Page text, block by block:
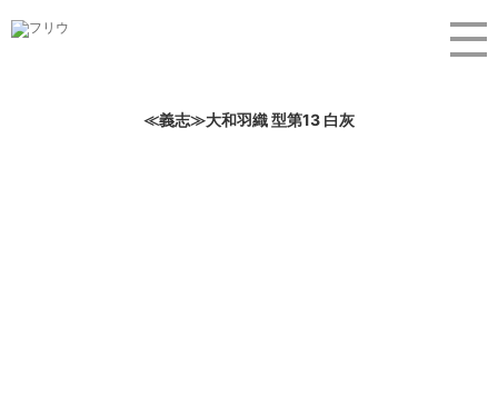
≪義志≫大和羽織 型第13 白灰